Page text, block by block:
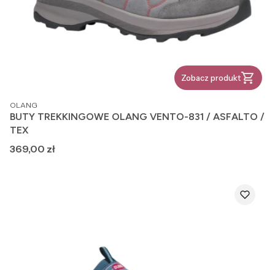
Zobacz produkt
PRODUCENT
OLANG
BUTY TREKKINGOWE OLANG VENTO-831 / ASFALTO /
TEX
Cena
369,00 zł